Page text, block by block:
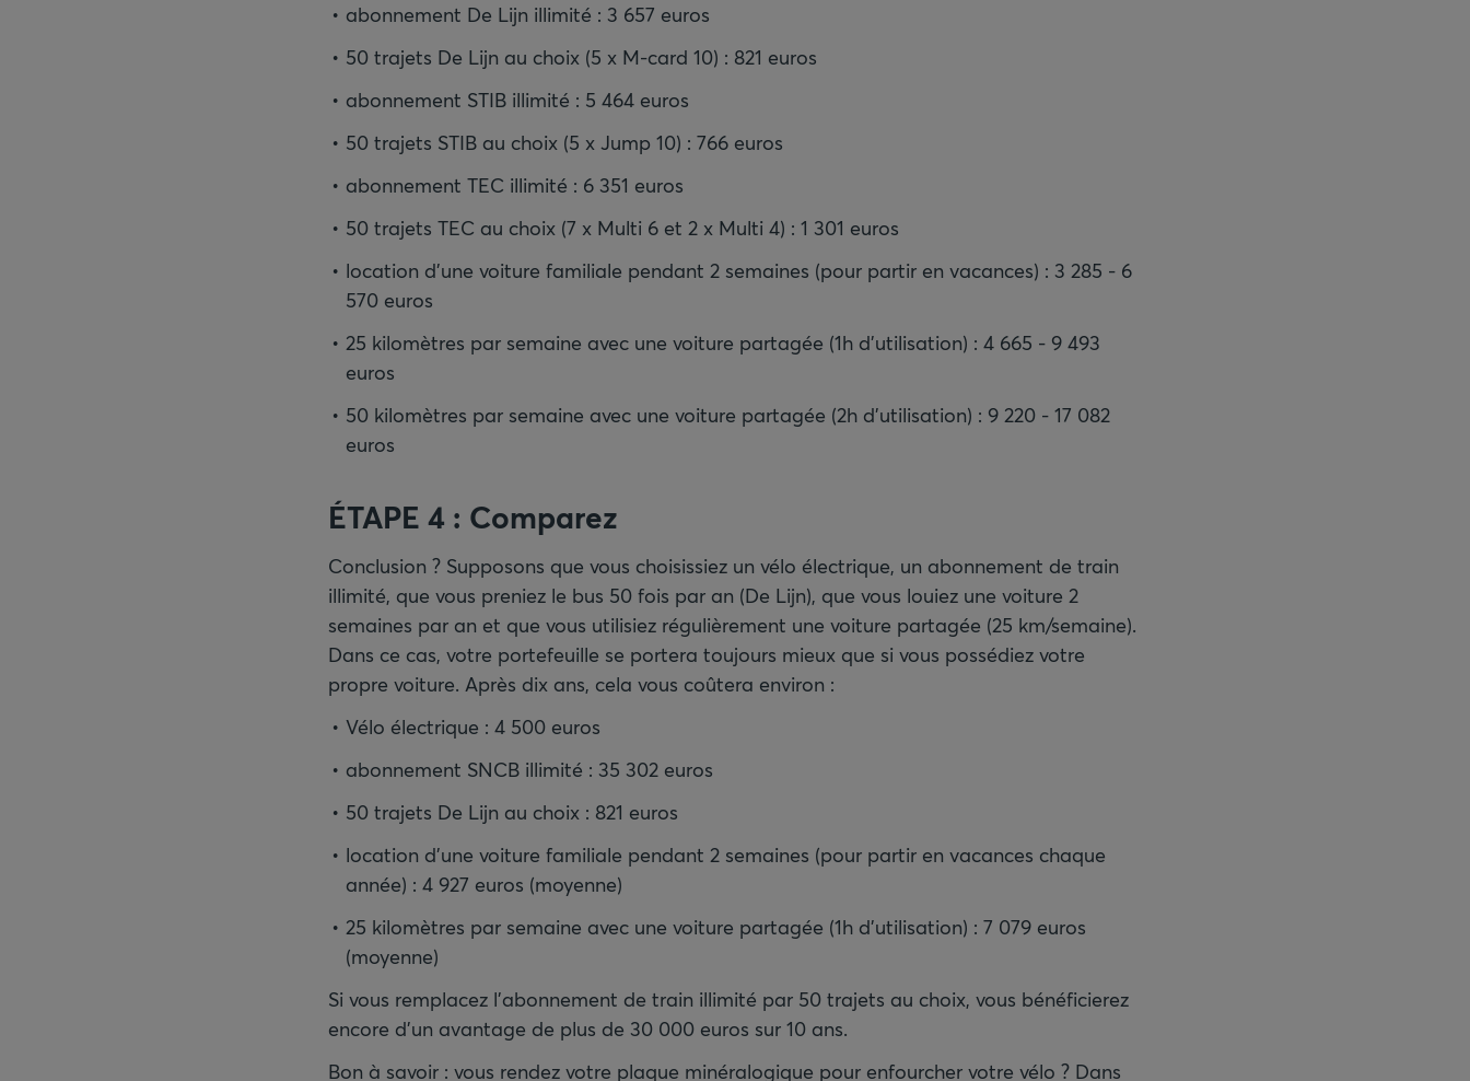
abonnement De Lijn illimité : 3 657 euros
50 trajets De Lijn au choix (5 x M-card 10) : 821 euros
abonnement STIB illimité : 5 464 euros
50 trajets STIB au choix (5 x Jump 10) : 766 euros
abonnement TEC illimité : 6 351 euros
50 trajets TEC au choix (7 x Multi 6 et 2 x Multi 4) : 1 301 euros
location d'une voiture familiale pendant 2 semaines (pour partir en vacances) : 3 285 - 6
570 euros
25 kilomètres par semaine avec une voiture partagée (1h d'utilisation) : 4 665 - 9 493
euros
50 kilomètres par semaine avec une voiture partagée (2h d'utilisation) : 9 220 - 17 082
euros
ÉTAPE 4 : Comparez
Conclusion ? Supposons que vous choisissiez un vélo électrique, un abonnement de train
illimité, que vous preniez le bus 50 fois par an (De Lijn), que vous louiez une voiture 2
semaines par an et que vous utilisiez régulièrement une voiture partagée (25 km/semaine).
Dans ce cas, votre portefeuille se portera toujours mieux que si vous possédiez votre
propre voiture. Après dix ans, cela vous coûtera environ :
Vélo électrique : 4 500 euros
abonnement SNCB illimité : 35 302 euros
50 trajets De Lijn au choix : 821 euros
location d'une voiture familiale pendant 2 semaines (pour partir en vacances chaque
année) : 4 927 euros (moyenne)
25 kilomètres par semaine avec une voiture partagée (1h d'utilisation) : 7 079 euros
(moyenne)
Si vous remplacez l'abonnement de train illimité par 50 trajets au choix, vous bénéficierez
encore d'un avantage de plus de 30 000 euros sur 10 ans.
Bon à savoir : vous rendez votre plaque minéralogique pour enfourcher votre vélo ? Dans